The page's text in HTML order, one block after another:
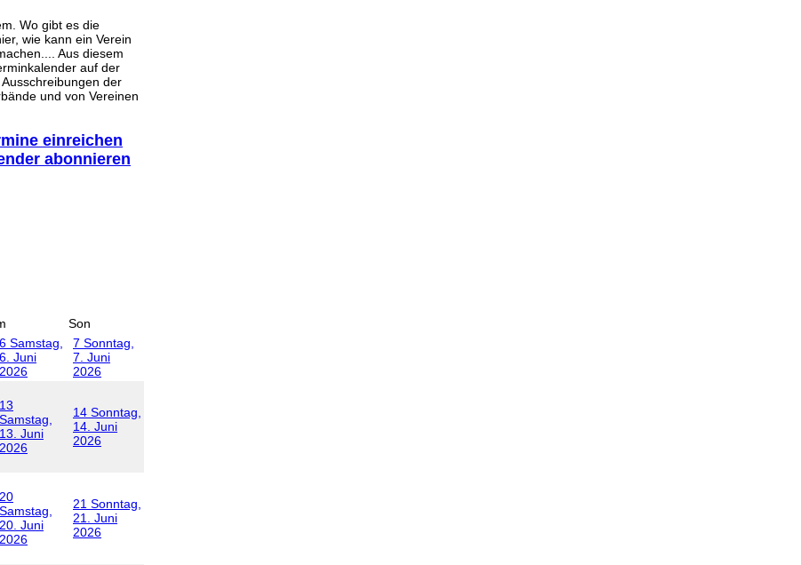
Wo gibt es die
wie kann ein Verein
Aus diesem
auf der
der
und von Vereinen
einreichen
abonnieren
Son
6 Samstag,
6. Juni
2026
7 Sonntag,
7. Juni
2026
13
Samstag,
13. Juni
2026
14 Sonntag,
14. Juni
2026
20
Samstag,
20. Juni
2026
21 Sonntag,
21. Juni
2026